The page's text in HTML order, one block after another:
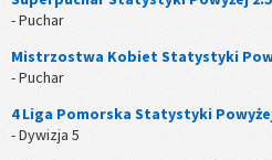
- Puchar
Mistrzostwa Kobiet Statystyki
- Puchar
4 Liga Pomorska Statystyki Powyżej
- Dywizja 5